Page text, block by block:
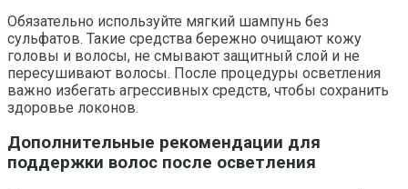
Обязательно используйте мягкий шампунь без
сульфатов. Такие средства бережно очищают кожу
головы и волосы, не смывают защитный слой и не
пересушивают волосы. После процедуры осветления
важно избегать агрессивных средств, чтобы сохранить
здоровье локонов.
Дополнительные рекомендации для
поддержки волос после осветления